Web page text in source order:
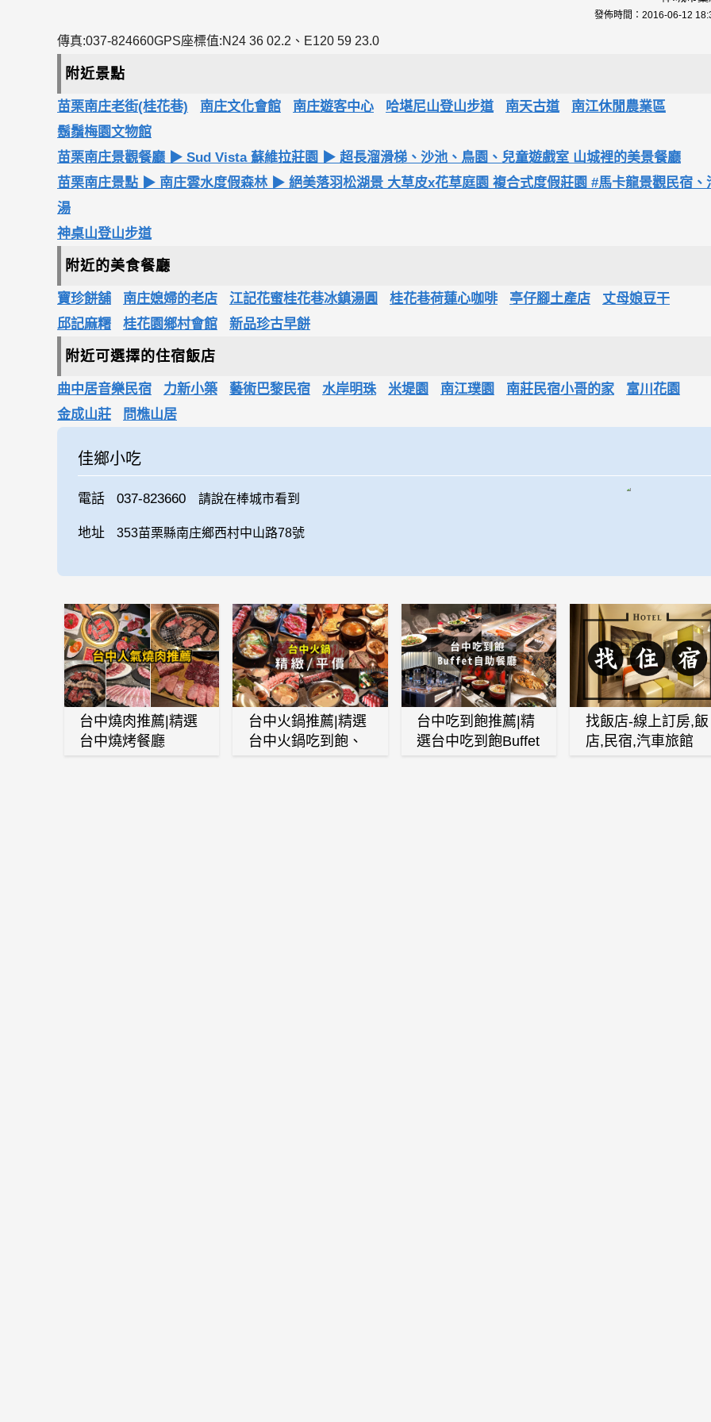
發佈時間： 2016-06-12
傳真:037-824660GPS座標值:N24 36 02.2、E120 59 23.0
附近景點
苗栗南庄老街(桂花巷) 南庄文化會館 南庄遊客中心 哈堪尼山登山步道 南天古道
南江休閒農業區
鬍鬚梅園文物館
苗栗南庄景觀餐廳 ▶ Sud Vista 蘇維拉莊園 ▶ 超長溜滑梯、沙池、鳥園、兒童遊戲室 山城裡的美景餐廳
苗栗南庄景點 ▶ 南庄雲水度假森林 ▶ 絕美落羽松湖景 大草皮x花草庭園 複合式度假莊園 #馬卡龍景觀民宿、
湯
神桌山登山步道
附近的美食餐廳
寶珍餅舖 南庄媳婦的老店 江記花蜜桂花巷冰鎮湯圓 桂花巷荷蓮心咖啡 亭仔腳土產店
丈母娘豆干
邱記麻糬
桂花園鄉村會館 新品珍古早餅
附近可選擇的住宿飯店
曲中居音樂民宿 力新小築 藝術巴黎民宿 水岸明珠 米堤園 南江璞園 南莊民宿小哥的家
富川花園
金成山莊
問樵山居
佳鄉小吃
電話 037-823660 請說在棒城市看到
地址 353苗栗縣南庄鄉西村中山路78號
台中燒肉推薦|精選
台中燒烤餐廳
台中火鍋推薦|精選
台中火鍋吃到飽、
台中吃到飽推薦|精
選台中吃到飽Buffet
找飯店-線上訂房,飯
店,民宿,汽車旅館